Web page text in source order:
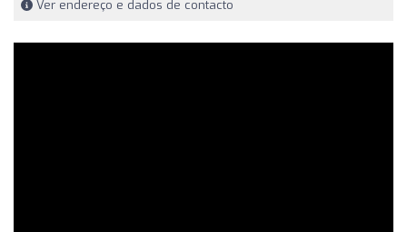
Ver endereço e dados de contacto